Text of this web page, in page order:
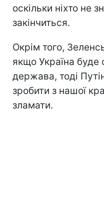
оскільки ніхто не
закінчиться.
Окрім того,
якщо Україна буде
держава, тоді
зробити з нашої
зламати.